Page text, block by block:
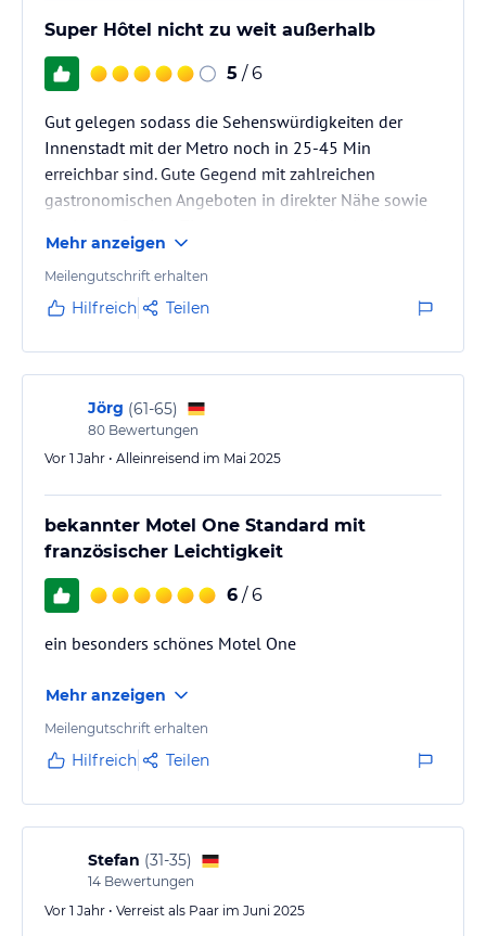
Super Hôtel nicht zu weit außerhalb
5 / 6
Gut gelegen sodass die Sehenswürdigkeiten der
Innenstadt mit der Metro noch in 25-45 Min
erreichbar sind. Gute Gegend mit zahlreichen
gastronomischen Angeboten in direkter Nähe sowie
komfortablel und modern eingerichtet. Bequeme,
breite Betten!
Mehr anzeigen
Meilengutschrift erhalten
Hilfreich Teilen
Jörg (61-65)
80 Bewertungen
Vor 1 Jahr • Alleinreisend im Mai 2025
bekannter Motel One Standard mit
französischer Leichtigkeit
6 / 6
ein besonders schönes Motel One
Mehr anzeigen
Meilengutschrift erhalten
Hilfreich Teilen
Stefan (31-35)
14 Bewertungen
Vor 1 Jahr • Verreist als Paar im Juni 2025